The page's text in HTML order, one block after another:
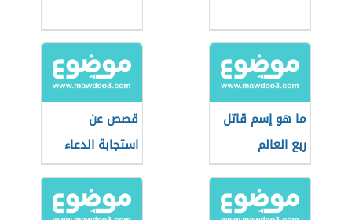
ما هو إسم قاتل
ربع العالم
قصص عن
استجابة الدعاء